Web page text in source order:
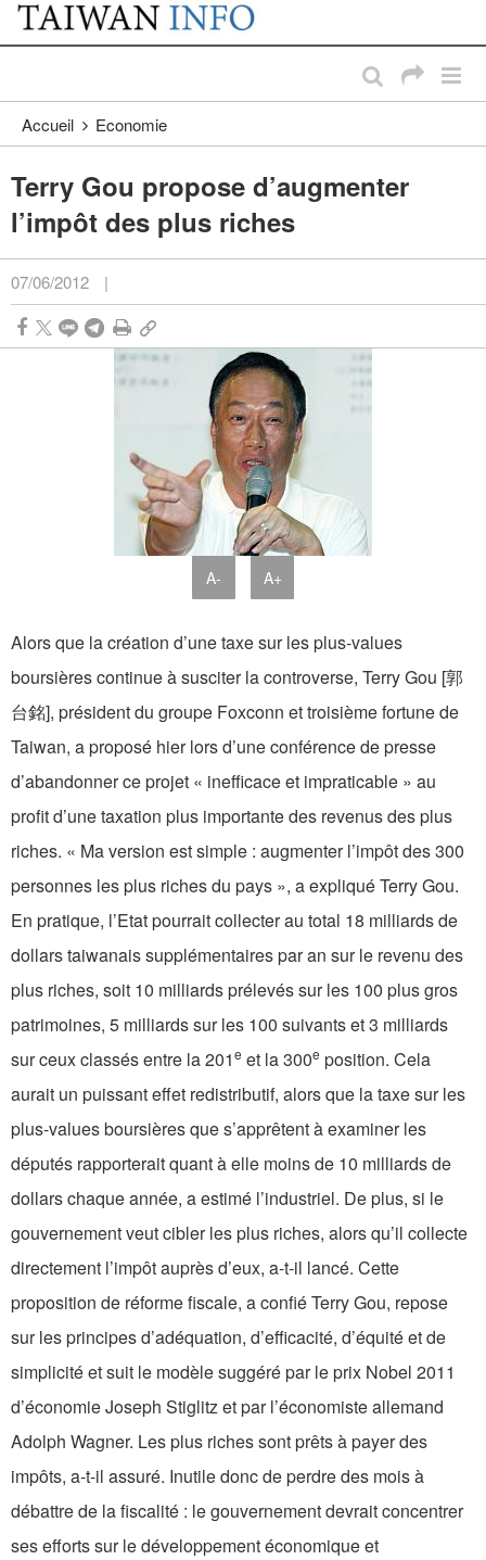
Passer au contenu principal
:::
Accueil Economie
Terry Gou propose d’augmenter
l’impôt des plus riches
07/06/2012 |
A- A+
Alors que la création d’une taxe sur les plus-values
boursières continue à susciter la controverse, Terry Gou [郭
台銘], président du groupe Foxconn et troisième fortune de
Taiwan, a proposé hier lors d’une conférence de presse
d’abandonner ce projet « inefficace et impraticable » au
profit d’une taxation plus importante des revenus des plus
riches. « Ma version est simple : augmenter l’impôt des 300
personnes les plus riches du pays », a expliqué Terry Gou.
En pratique, l’Etat pourrait collecter au total 18 milliards de
dollars taiwanais supplémentaires par an sur le revenu des
plus riches, soit 10 milliards prélevés sur les 100 plus gros
patrimoines, 5 milliards sur les 100 suivants et 3 milliards
sur ceux classés entre la 201e et la 300e position. Cela
aurait un puissant effet redistributif, alors que la taxe sur les
plus-values boursières que s’apprêtent à examiner les
députés rapporterait quant à elle moins de 10 milliards de
dollars chaque année, a estimé l’industriel. De plus, si le
gouvernement veut cibler les plus riches, alors qu’il collecte
directement l’impôt auprès d’eux, a-t-il lancé. Cette
proposition de réforme fiscale, a confié Terry Gou, repose
sur les principes d’adéquation, d’efficacité, d’équité et de
simplicité et suit le modèle suggéré par le prix Nobel 2011
d’économie Joseph Stiglitz et par l’économiste allemand
Adolph Wagner. Les plus riches sont prêts à payer des
impôts, a-t-il assuré. Inutile donc de perdre des mois à
débattre de la fiscalité : le gouvernement devrait concentrer
ses efforts sur le développement économique et